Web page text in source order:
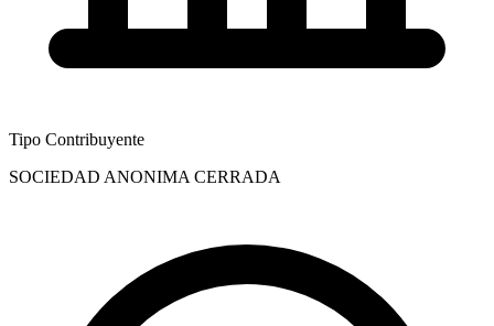
Tipo Contribuyente
SOCIEDAD ANONIMA CERRADA